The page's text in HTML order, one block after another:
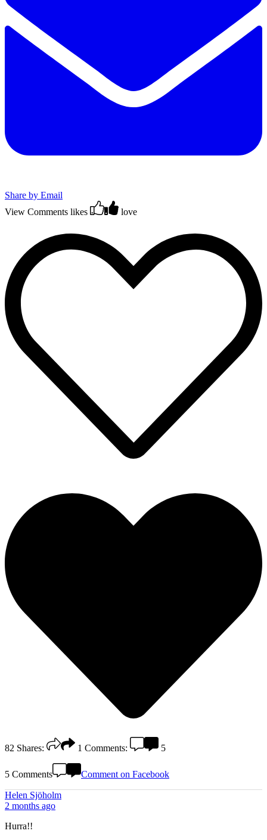
Share by Email
View Comments likes love
82 Shares: 1 Comments: 5
5 Comments Comment on Facebook
Helen Sjöholm
2 months ago
Hurra!!